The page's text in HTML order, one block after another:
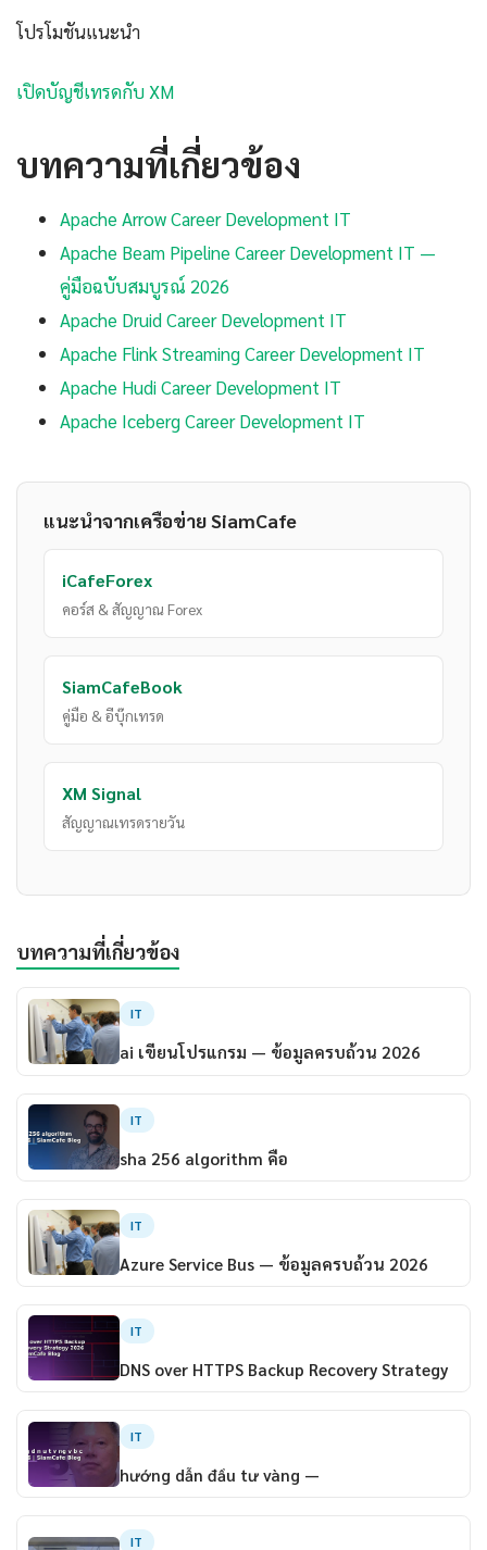
โปรโมชันแนะนำ
เปิดบัญชีเทรดกับ XM
บทความที่เกี่ยวข้อง
Apache Arrow Career Development IT
Apache Beam Pipeline Career Development IT —
คู่มือฉบับสมบูรณ์ 2026
Apache Druid Career Development IT
Apache Flink Streaming Career Development IT
Apache Hudi Career Development IT
Apache Iceberg Career Development IT
แนะนำจากเครือข่าย SiamCafe
iCafeForex
คอร์ส & สัญญาณ Forex
SiamCafeBook
คู่มือ & อีบุ๊กเทรด
XM Signal
สัญญาณเทรดรายวัน
บทความที่เกี่ยวข้อง
IT
ai เขียนโปรแกรม — ข้อมูลครบถ้วน 2026
IT
sha 256 algorithm คือ
IT
Azure Service Bus — ข้อมูลครบถ้วน 2026
IT
DNS over HTTPS Backup Recovery Strategy
IT
hướng dẫn đầu tư vàng —
IT